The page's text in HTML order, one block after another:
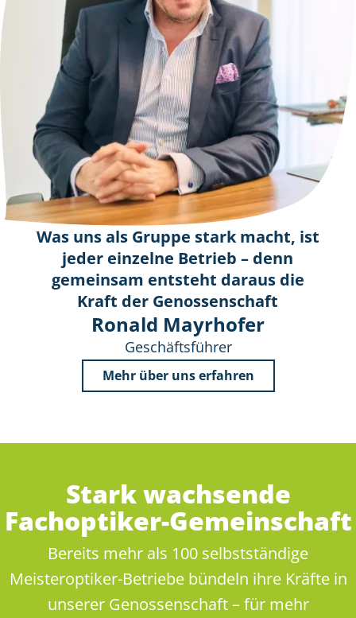
Was uns als Gruppe stark macht, ist
jeder einzelne Betrieb – denn
gemeinsam entsteht daraus die
Kraft der Genossenschaft
Ronald Mayrhofer
Geschäftsführer
Mehr über uns erfahren
Stark wachsende
Fachoptiker-Gemeinschaft
Bereits mehr als 100 selbstständige
Meisteroptiker-Betriebe bündeln ihre Kräfte in
unserer Genossenschaft – für mehr